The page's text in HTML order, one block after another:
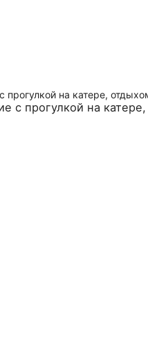
с прогулкой на